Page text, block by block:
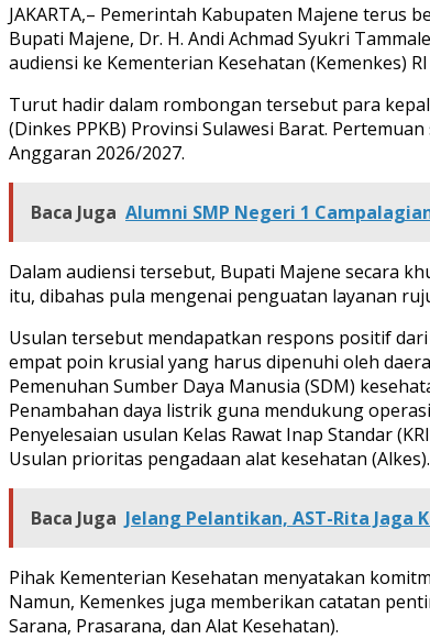
JAKARTA,– Pemerintah Kabupaten Majene
Bupati Majene, Dr. H. Andi Achmad Syukri
audiensi ke Kementerian Kesehatan (Kemenkes)
Turut hadir dalam rombongan tersebut para
(Dinkes PPKB) Provinsi Sulawesi Barat.
Anggaran 2026/2027.
Baca Juga Alumni SMP Negeri 1
Dalam audiensi tersebut, Bupati Majene secara
itu, dibahas pula mengenai penguatan layanan
Usulan tersebut mendapatkan respons positif
empat poin krusial yang harus dipenuhi oleh
Pemenuhan Sumber Daya Manusia (SDM)
Penambahan daya listrik guna mendukung
Penyelesaian usulan Kelas Rawat Inap Standar
Usulan prioritas pengadaan alat kesehatan (Alkes).
Baca Juga Jelang Pelantikan, AST-Rita Jaga
Pihak Kementerian Kesehatan menyatakan
Namun, Kemenkes juga memberikan catatan
Sarana, Prasarana, dan Alat Kesehatan).